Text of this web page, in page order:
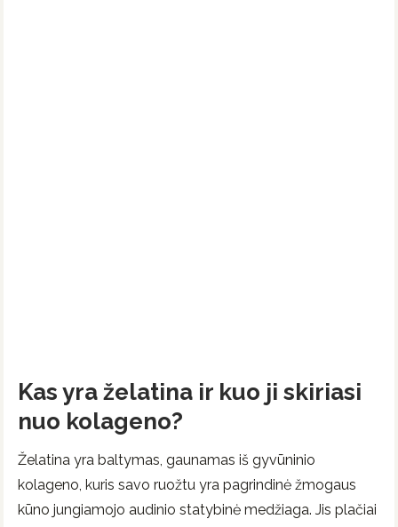
Kas yra želatina ir kuo ji skiriasi
nuo kolageno?
Želatina yra baltymas, gaunamas iš gyvūninio
kolageno, kuris savo ruožtu yra pagrindinė žmogaus
kūno jungiamojo audinio statybinė medžiaga. Jis plačiai